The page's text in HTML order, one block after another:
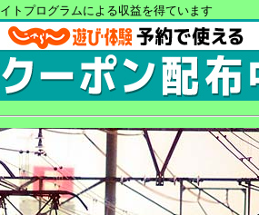
トプログラムによる収益を得ています